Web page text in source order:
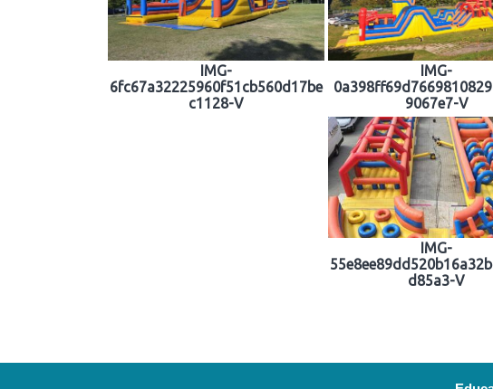
IMG-
6fc67a32225960f51cb560d17be
c1128-V
IMG-
9067e7-V
IMG-
d85a3-V